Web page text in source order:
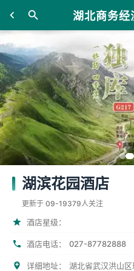
湖北商务经
湖滨花园酒店
更新于 09-19379人关注
酒店星级：
酒店电话： 027-87782888
详细地址： 湖北省武汉洪山区